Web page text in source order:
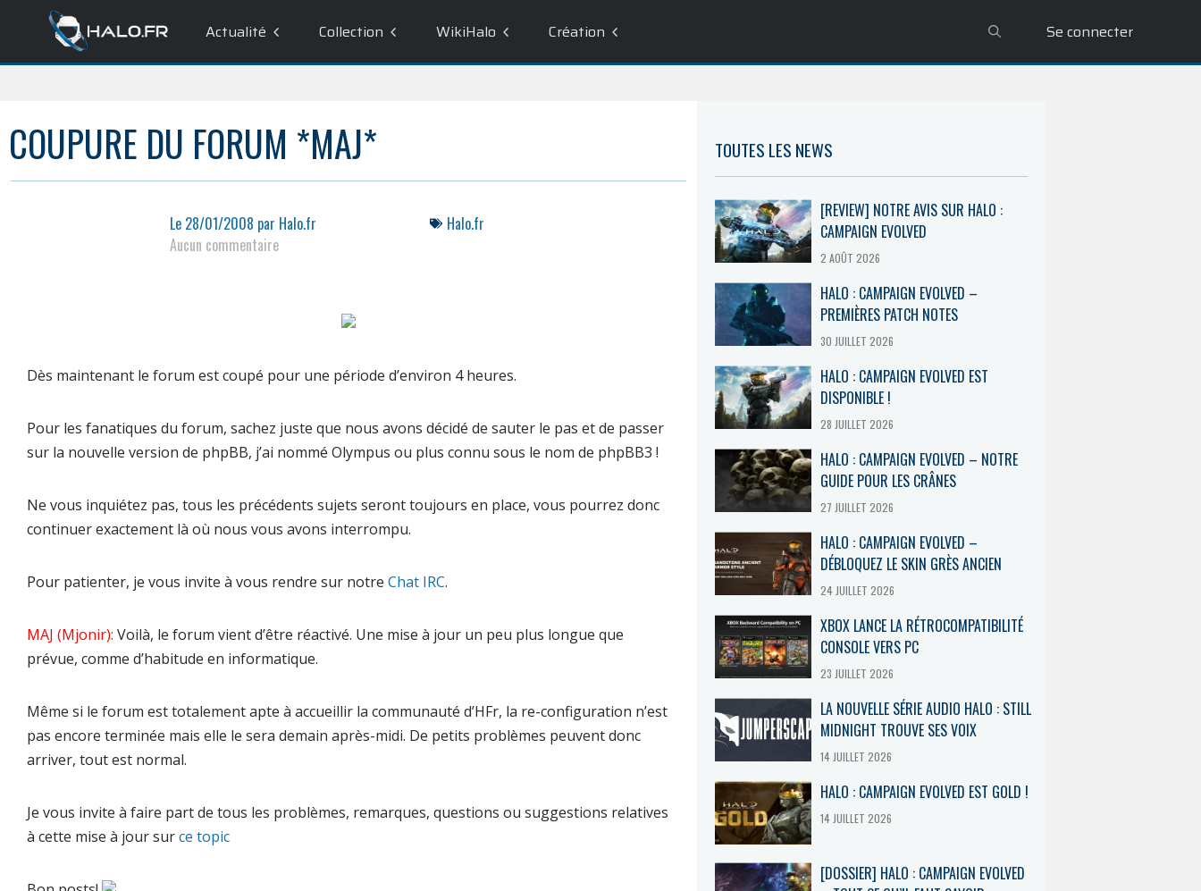
Actualité Collection WikiHalo Création Se connecter
COUPURE DU FORUM *MAJ*
Le 28/01/2008 par Halo.fr
Aucun commentaire
Halo.fr
Dès maintenant le forum est coupé pour une période d’environ 4 heures.
Pour les fanatiques du forum, sachez juste que nous avons décidé de sauter le pas et de passer
sur la nouvelle version de phpBB, j’ai nommé Olympus ou plus connu sous le nom de phpBB3 !
Ne vous inquiétez pas, tous les précédents sujets seront toujours en place, vous pourrez donc
continuer exactement là où nous vous avons interrompu.
Pour patienter, je vous invite à vous rendre sur notre Chat IRC.
MAJ (Mjonir): Voilà, le forum vient d’être réactivé. Une mise à jour un peu plus longue que
prévue, comme d’habitude en informatique.
Même si le forum est totalement apte à accueillir la communauté d’HFr, la re-configuration n’est
pas encore terminée mais elle le sera demain après-midi. De petits problèmes peuvent donc
arriver, tout est normal.
Je vous invite à faire part de tous les problèmes, remarques, questions ou suggestions relatives
à cette mise à jour surce topic
TOUTES LES NEWS
[REVIEW] NOTRE AVIS SUR HALO :
CAMPAIGN EVOLVED
2 AOÛT 2026
HALO : CAMPAIGN EVOLVED –
PREMIÈRES PATCH NOTES
30 JUILLET 2026
HALO : CAMPAIGN EVOLVED EST
DISPONIBLE !
28 JUILLET 2026
HALO : CAMPAIGN EVOLVED – NOTRE
GUIDE POUR LES CRÂNES
27 JUILLET 2026
HALO : CAMPAIGN EVOLVED –
DÉBLOQUEZ LE SKIN GRÈS ANCIEN
24 JUILLET 2026
XBOX LANCE LA RÉTROCOMPATIBILITÉ
CONSOLE VERS PC
23 JUILLET 2026
LA NOUVELLE SÉRIE AUDIO HALO : STILL
MIDNIGHT TROUVE SES VOIX
14 JUILLET 2026
HALO : CAMPAIGN EVOLVED EST GOLD !
14 JUILLET 2026
[DOSSIER] HALO : CAMPAIGN EVOLVED